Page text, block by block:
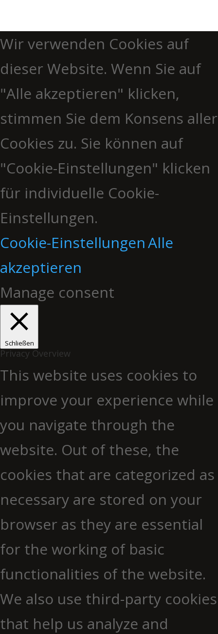
Wir verwenden Cookies auf
dieser Website. Wenn Sie auf
"Alle akzeptieren" klicken,
stimmen Sie dem Konsens aller
Cookies zu. Sie können auf
"Cookie-Einstellungen" klicken
für individuelle Cookie-
Einstellungen.
Cookie-EinstellungenAlle
akzeptieren
Manage consent
Schließen
Privacy Overview
This website uses cookies to
improve your experience while
you navigate through the
website. Out of these, the
cookies that are categorized as
necessary are stored on your
browser as they are essential
for the working of basic
functionalities of the website.
We also use third-party cookies
that help us analyze and